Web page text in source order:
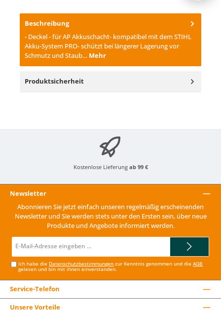
Beschreibung
- Deckel - für AP Akkuschacht- kompatibel mit dem STIHL
Akku-System PRO- schützt bei längerer Lagerung vor
Schmutz und Staub… Mehr
Produktsicherheit
Kostenlose Lieferung ab 99 €
Newsletter
Abonnieren Sie jetzt einfach unseren regelmäßig erscheinenden
Newsletter und Sie werden stets unter den Ersten sein, über neue
Produkte und Angebote informiert werden.
Mail-
Ich habe die Datenschutzbestimmungen zur Kenntnis genommen und dieAGB
gelesen und bin mit ihnen einverstanden.
Service-Telefon
Unsere Vorteile